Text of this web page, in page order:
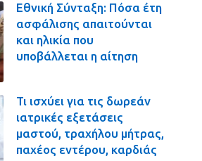
Εθνική Σύνταξη: Πόσα έτη
ασφάλισης απαιτούνται
και ηλικία που
υποβάλλεται η αίτηση
Τι ισχύει για τις δωρεάν
ιατρικές εξετάσεις
μαστού, τραχήλου μήτρας,
παχέος εντέρου, καρδιάς